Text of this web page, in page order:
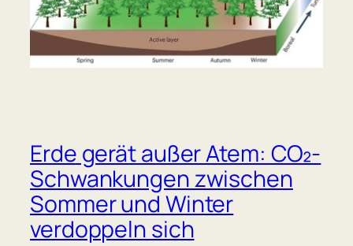
Erde gerät außer Atem: CO₂-
Schwankungen zwischen
Sommer und Winter
verdoppeln sich